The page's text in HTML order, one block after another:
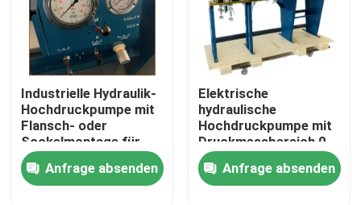
Zu Hause
Produkte
Industrielle Hydraulik-
Hochdruckpumpe mit
Flansch- oder
Sockelmontage für
den industriellen
BetriebAnfrage absenden
Elektrische
hydraulische
Hochdruckpumpe mit
Druckmessbereich 0-
3000Bar Optimiert für
hydraulische
Pumpensysteme
Anfrage absenden